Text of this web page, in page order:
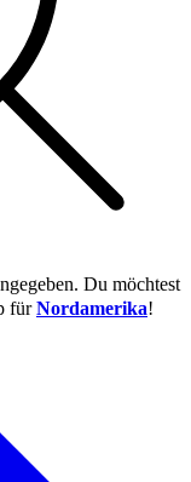
Du möchtest
fürNordamerika!